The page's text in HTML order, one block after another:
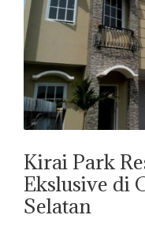
Kirai Park
Ekslusive di
Selatan